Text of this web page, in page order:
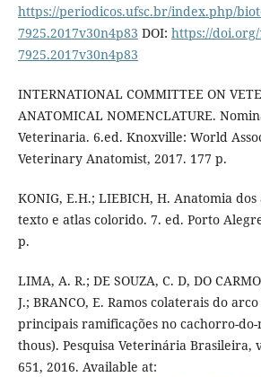
https://periodicos.ufsc.br/index.php/
7925.2017v30n4p83 DOI: https://doi.org/
7925.2017v30n4p83
INTERNATIONAL COMMITTEE ON
ANATOMICAL NOMENCLATURE.
Veterinaria. 6.ed. Knoxville: World
Veterinary Anatomist, 2017. 177 p.
KONIG, E.H.; LIEBICH, H. Anatomia
texto e atlas colorido. 7. ed. Porto
p.
LIMA, A. R.; DE SOUZA, C. D, DO
J.; BRANCO, E. Ramos colaterais do
principais ramificações no cachorro-
thous). Pesquisa Veterinária Brasileira,
651, 2016. Available at: